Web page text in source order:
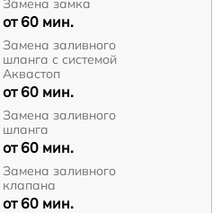
от 60 мин.
Замена заливного
шланга с системой
Аквастоп
от 60 мин.
Замена заливного
шланга
от 60 мин.
Замена заливного
клапана
от 60 мин.